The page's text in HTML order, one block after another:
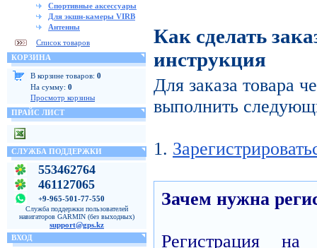
Спортивные аксессуары
Для экшн-камеры VIRB
Антенны
Список товаров
КОРЗИНА
В корзине товаров: 0
На сумму: 0
Просмотр корзины
ПРАЙС ЛИСТ
СЛУЖБА ПОДДЕРЖКИ
553462764
461127065
+9-965-501-77-550
Служба поддержки пользователей
навигаторов GARMIN (без выходных)
support@gps.kz
ВХОД
Как сделать
инструкция
Для заказа товара
выполнить
1.
Зачем нужна
Регистрация